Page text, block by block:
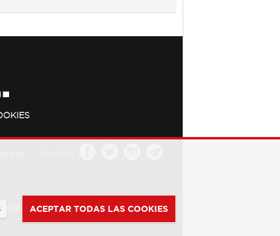
392 ACEPTAR TODAS LAS COOKIES